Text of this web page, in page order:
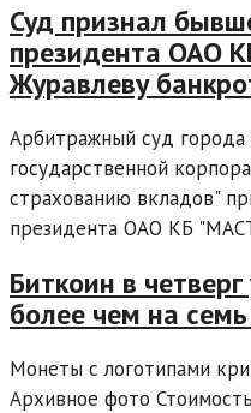
Суд признал
президента ОАО
Журавлеву
Арбитражный суд
государственной
страхованию вкладов"
президента ОАО КБ
Биткоин в
более чем на
Монеты с логотипами
Архивное фото